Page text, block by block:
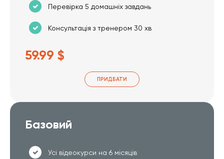
Перевірка 5 домашніх завдань
Консультація з тренером 30 хв
59.99 $
ПРИДБАТИ
Базовий
Усі відеокурси на 6 місяців